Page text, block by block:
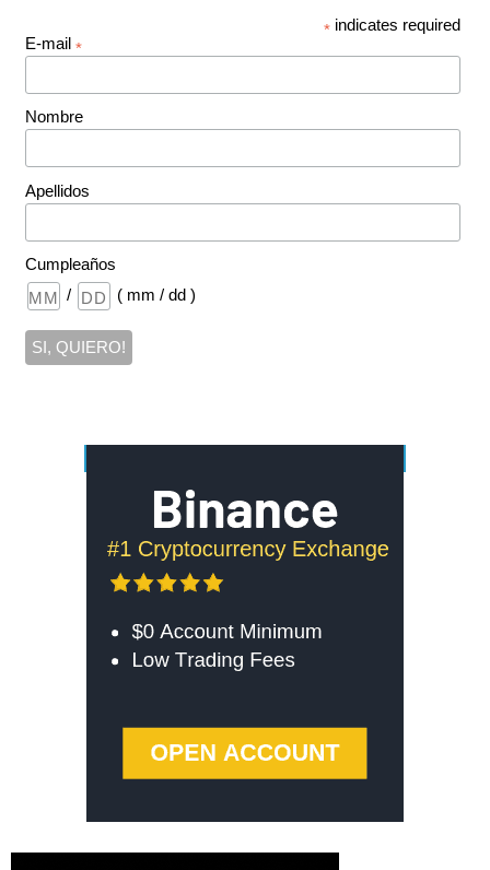
* indicates required
E-mail *
Nombre
Apellidos
Cumpleaños
/
( mm / dd )